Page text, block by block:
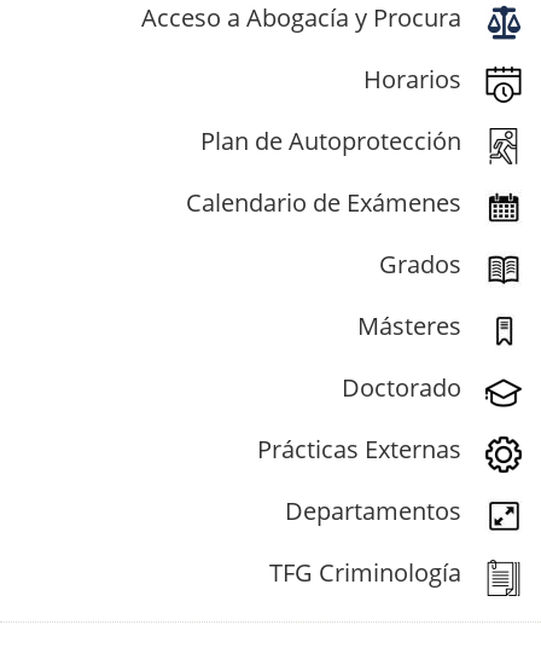
Acceso a Abogacía y Procura
Horarios
Plan de Autoprotección
Calendario de Exámenes
Grados
Másteres
Doctorado
Prácticas Externas
Departamentos
TFG Criminología